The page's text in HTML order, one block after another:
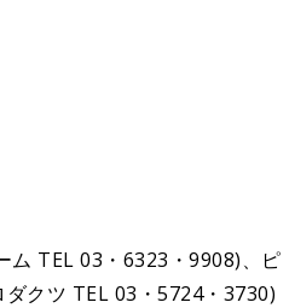
ム TEL 03・6323・9908)、ピ
クツ TEL 03・5724・3730)